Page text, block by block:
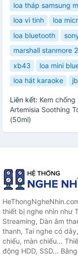
loa tháp samsung
loa vi tinh
loa
loa bluetooth
marshall stanmore 2
xb43
loa mini
loa hát karaoke
Liên kết: Kem
Artemisia Soothing
(50ml)
thiết bị nghe nhìn như
Streaming, Dàn âm
thanh, Tai nghe có
chiếu, màn chiếu...
động HDD, SSD...